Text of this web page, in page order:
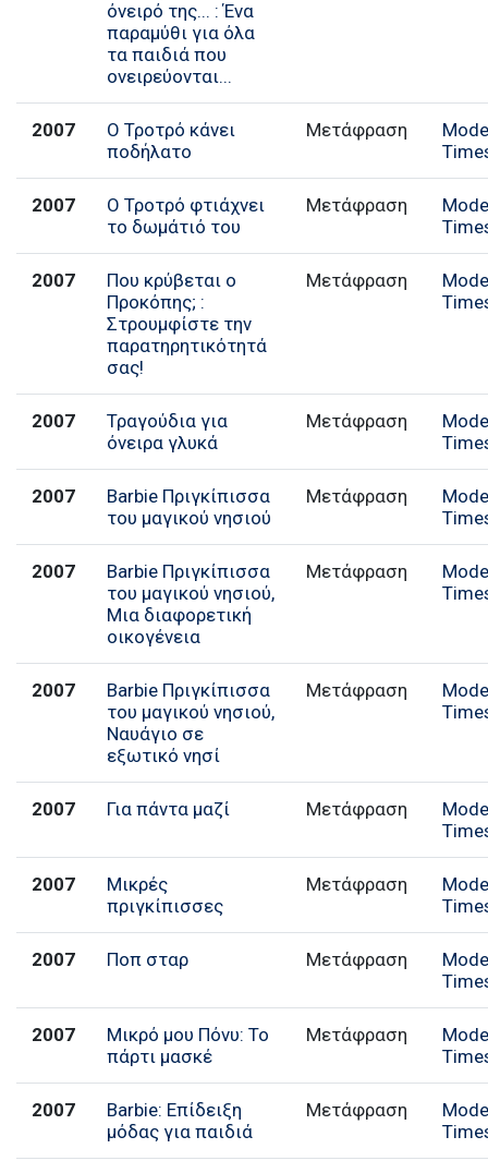
όνειρό της... : Ένα
παραμύθι για όλα
τα παιδιά που
ονειρεύονται...
2007
Ο Τροτρό κάνει
ποδήλατο
Μετάφραση
2007
Ο Τροτρό φτιάχνει
το δωμάτιό του
Μετάφραση
2007
Που κρύβεται ο
Προκόπης; :
Στρουμφίστε την
παρατηρητικότητά
σας!
Μετάφραση
2007
Τραγούδια για
όνειρα γλυκά
Μετάφραση
2007
Barbie Πριγκίπισσα
του μαγικού νησιού
Μετάφραση
2007
Barbie Πριγκίπισσα
του μαγικού νησιού,
Μια διαφορετική
οικογένεια
Μετάφραση
2007
Barbie Πριγκίπισσα
του μαγικού νησιού,
Ναυάγιο σε
εξωτικό νησί
Μετάφραση
2007 Για πάντα μαζί Μετάφραση
2007
Μικρές
πριγκίπισσες
Μετάφραση
2007 Ποπ σταρ Μετάφραση
2007
Μικρό μου Πόνυ: Το
πάρτι μασκέ
Μετάφραση
2007
Barbie: Επίδειξη
μόδας για παιδιά
Μετάφραση